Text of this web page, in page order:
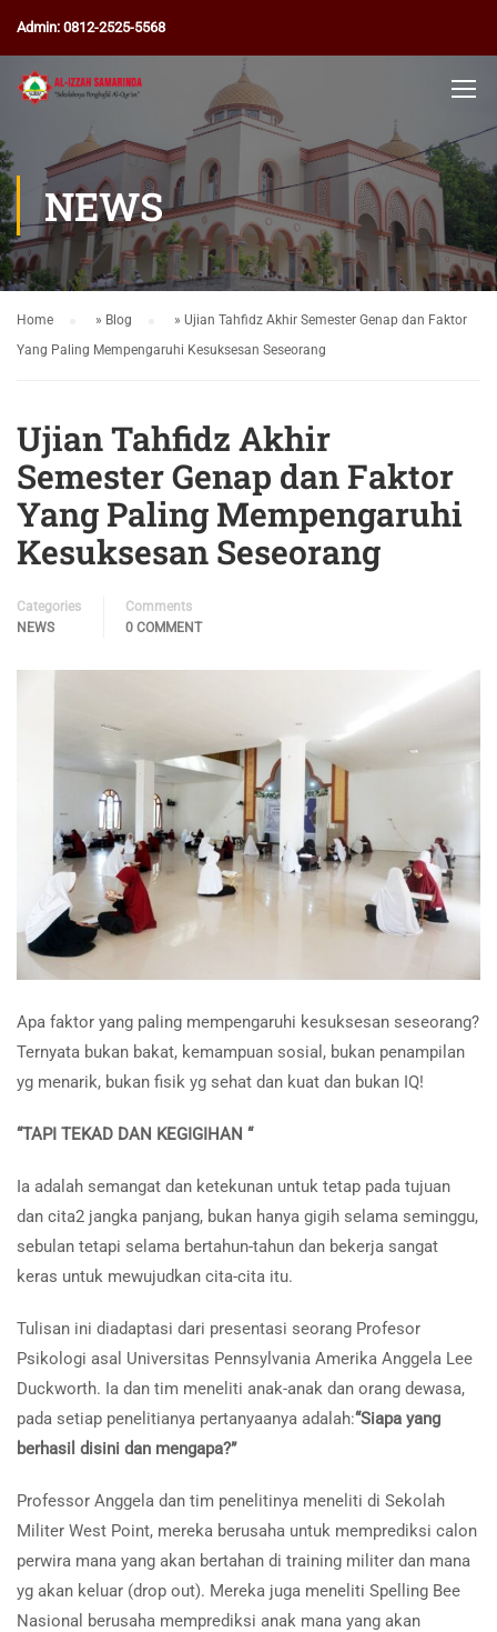
Admin: 0812-2525-5568
NEWS
Home » Blog » Ujian Tahfidz Akhir Semester Genap dan Faktor
Yang Paling Mempengaruhi Kesuksesan Seseorang
Ujian Tahfidz Akhir
Semester Genap dan Faktor
Yang Paling Mempengaruhi
Kesuksesan Seseorang
Categories
NEWS
Comments
0 COMMENT
Apa faktor yang paling mempengaruhi kesuksesan seseorang?
Ternyata bukan bakat, kemampuan sosial, bukan penampilan
yg menarik, bukan fisik yg sehat dan kuat dan bukan IQ!
“TAPI TEKAD DAN KEGIGIHAN “
Ia adalah semangat dan ketekunan untuk tetap pada tujuan
dan cita2 jangka panjang, bukan hanya gigih selama seminggu,
sebulan tetapi selama bertahun-tahun dan bekerja sangat
keras untuk mewujudkan cita-cita itu.
Tulisan ini diadaptasi dari presentasi seorang Profesor
Psikologi asal Universitas Pennsylvania Amerika Anggela Lee
Duckworth. Ia dan tim meneliti anak-anak dan orang dewasa,
pada setiap penelitianya pertanyaanya adalah:“Siapa yang
berhasil disini dan mengapa?”
Professor Anggela dan tim penelitinya meneliti di Sekolah
Militer West Point, mereka berusaha untuk memprediksi calon
perwira mana yang akan bertahan di training militer dan mana
yg akan keluar (drop out). Mereka juga meneliti Spelling Bee
Nasional berusaha memprediksi anak mana yang akan